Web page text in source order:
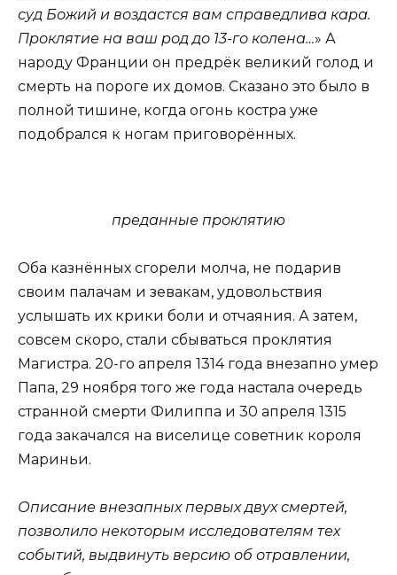
суд Божий и воздастся вам справедлива кара.
Проклятие на ваш род до 13-го колена…» А
народу Франции он предрёк великий голод и
смерть на пороге их домов. Сказано это было в
полной тишине, когда огонь костра уже
подобрался к ногам приговорённых.
преданные проклятию
Оба казнённых сгорели молча, не подарив
своим палачам и зевакам, удовольствия
услышать их крики боли и отчаяния. А затем,
совсем скоро, стали сбываться проклятия
Магистра. 20-го апреля 1314 года внезапно умер
Папа, 29 ноября того же года настала очередь
странной смерти Филиппа и 30 апреля 1315
года закачался на виселице советник короля
Мариньи.
Описание внезапныхпервых двух смертей,
позволило некоторым исследователям тех
событий, выдвинуть версию об отравлении,